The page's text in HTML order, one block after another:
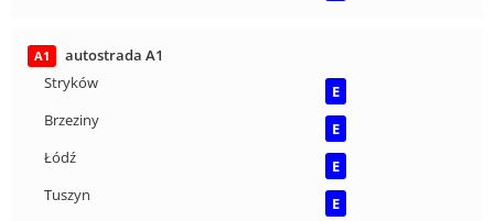
A1
autostrada A1
Stryków
E
Brzeziny
E
Łódź
E
Tuszyn
E